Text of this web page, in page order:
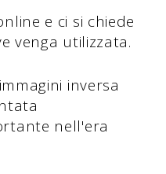
e ci si chiede
venga utilizzata.
inversa
nell'era